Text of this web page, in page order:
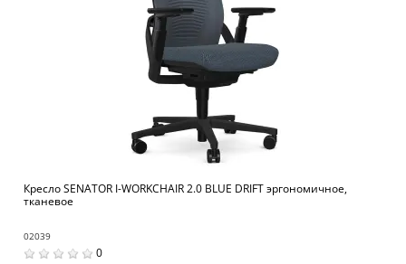
Кресло SENATOR I-WORKCHAIR 2.0 BLUE DRIFT эргономичное,
тканевое
02039
0